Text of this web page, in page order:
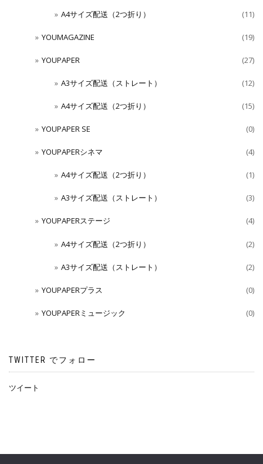
A4サイズ配送（2つ折り） (11)
YOUMAGAZINE (19)
YOUPAPER (27)
A3サイズ配送（ストレート） (12)
A4サイズ配送（2つ折り） (15)
YOUPAPER SE (0)
YOUPAPERシネマ (4)
A4サイズ配送（2つ折り） (1)
A3サイズ配送（ストレート） (3)
YOUPAPERステージ (4)
A4サイズ配送（2つ折り） (2)
A3サイズ配送（ストレート） (2)
YOUPAPERプラス (0)
YOUPAPERミュージック (0)
TWITTER でフォロー
ツイート